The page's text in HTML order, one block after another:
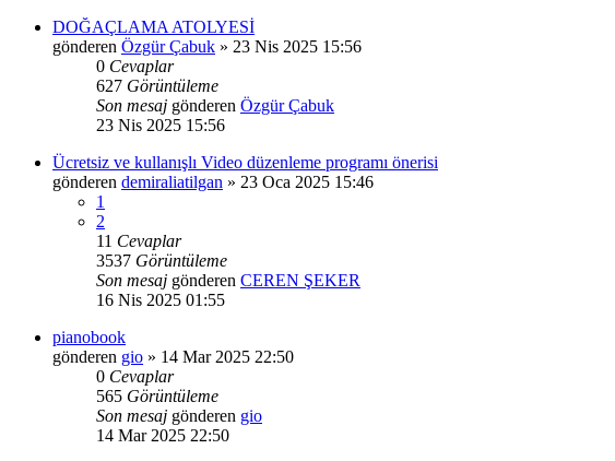
DOĞAÇLAMA ATOLYESİ
gönderen Özgür Çabuk » 23 Nis 2025 15:56
0 Cevaplar
627 Görüntüleme
Son mesaj gönderen Özgür Çabuk
23 Nis 2025 15:56
Ücretsiz ve kullanışlı Video düzenleme programı önerisi
gönderen demiraliatilgan » 23 Oca 2025 15:46
1
2
11 Cevaplar
3537 Görüntüleme
Son mesaj gönderen CEREN ŞEKER
16 Nis 2025 01:55
pianobook
gönderen gio » 14 Mar 2025 22:50
0 Cevaplar
565 Görüntüleme
Son mesaj gönderen gio
14 Mar 2025 22:50